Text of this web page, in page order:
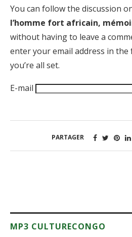
You can follow the discussion
l’homme fort africain,
without having to leave a
enter your email address in
you’re all set.
E-mail
PARTAGER
MP3 CULTURECONGO